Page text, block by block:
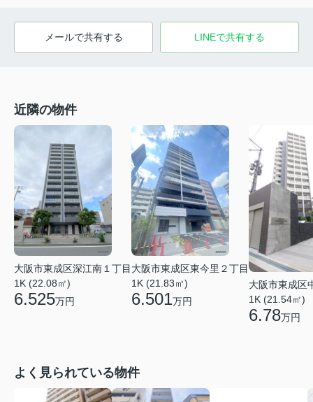
メールで共有する LINEで共有する
近隣の物件
大阪市東成区深江南１丁目
1K (22.08㎡)
6.525万円
大阪市東成区東今里２丁目
1K (21.83㎡)
6.501万円
大阪市東成区
1K (21.54㎡)
6.78万円
よく見られている物件